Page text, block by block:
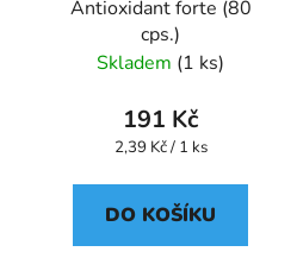
Antioxidant forte (80
cps.)
Skladem (1 ks)
191 Kč
Měrná
2,39 Kč / 1 ks
DO KOŠÍKU